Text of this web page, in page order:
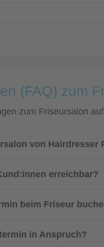
(FAQ) zum
zum Friseursalon
von Hairdresser
erreichbar?
beim Friseur
in Anspruch?